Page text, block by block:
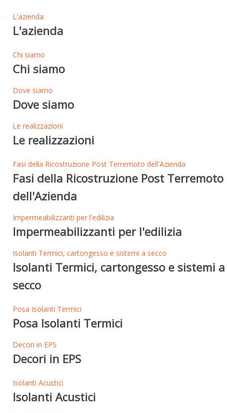
L'azienda
L'azienda
Chi siamo
Chi siamo
Dove siamo
Dove siamo
Le realizzazioni
Le realizzazioni
Fasi della Ricostruzione Post Terremoto dell'Azienda
Fasi della Ricostruzione Post Terremoto
dell'Azienda
Impermeabilizzanti per l'edilizia
Impermeabilizzanti per l'edilizia
Isolanti Termici, cartongesso e sistemi a secco
Isolanti Termici, cartongesso e sistemi a
secco
Posa Isolanti Termici
Posa Isolanti Termici
Decori in EPS
Decori in EPS
Isolanti Acustici
Isolanti Acustici